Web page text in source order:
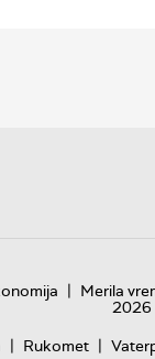
| Merila
2026
| Rukomet |